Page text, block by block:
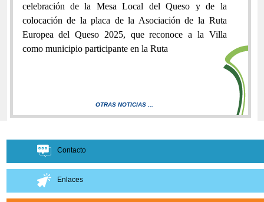
celebración de la Mesa Local del Queso y de la
colocación de la placa de la Asociación de la Ruta
Europea del Queso 2025, que reconoce a la Villa
como municipio participante en la Ruta
OTRAS NOTICIAS ...
Contacto
Enlaces